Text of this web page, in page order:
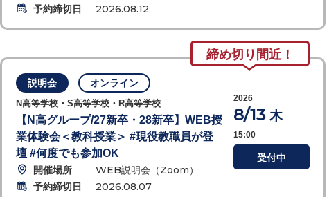
予約締切日
2026.08.12
締め切り間近！
説明会 オンライン
N高等学校・S高等学校・R高等学校
【N高グループ/27新卒・28新卒】WEB授
業体験会＜教科授業＞ #現役教職員が登
壇 #何度でも参加OK
開催場所
WEB説明会（Zoom）
予約締切日
2026.08.07
2026
8/13 木
15:00
受付中